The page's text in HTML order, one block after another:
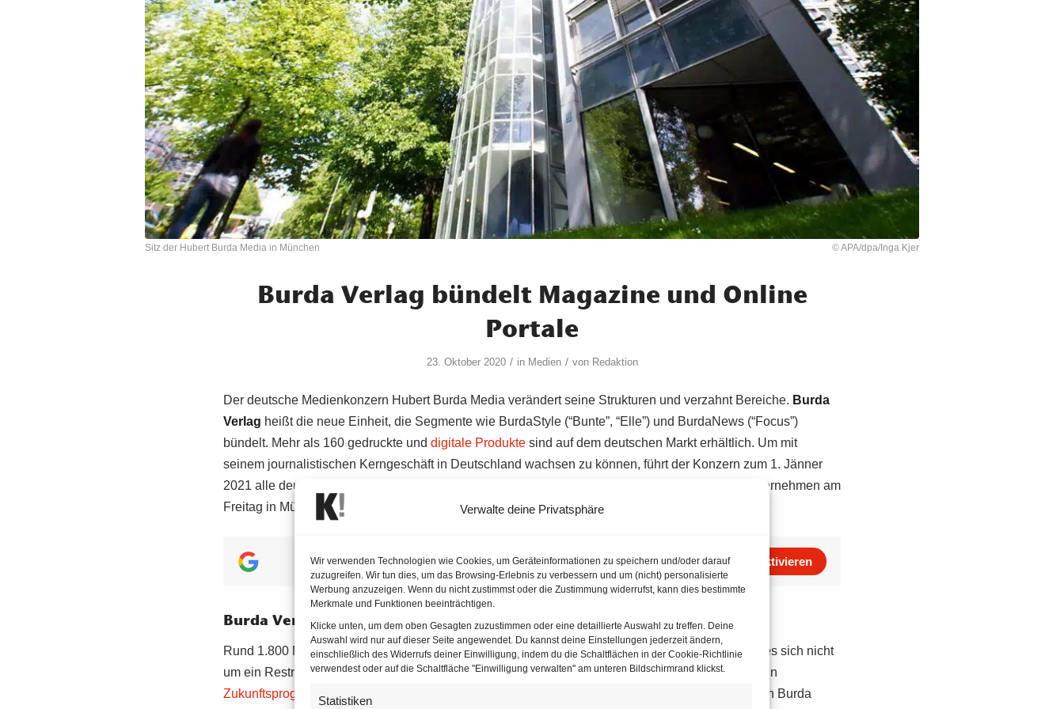
Verwalte deine Privatsphäre
Wir verwenden Technologien wie Cookies, um Geräteinformationen zu speichern und/oder darauf
zuzugreifen. Wir tun dies, um das Browsing-Erlebnis zu verbessern und um (nicht) personalisierte
Werbung anzuzeigen. Wenn du nicht zustimmst oder die Zustimmung widerrufst, kann dies bestimmte
Merkmale und Funktionen beeinträchtigen.
Klicke unten, um dem oben Gesagten zuzustimmen oder eine detaillierte Auswahl zu treffen. Deine
Auswahl wird nur auf dieser Seite angewendet. Du kannst deine Einstellungen jederzeit ändern,
einschließlich des Widerrufs deiner Einwilligung, indem du die Schaltflächen in der Cookie-Richtlinie
verwendest oder auf die Schaltfläche "Einwilligung verwalten" am unteren Bildschirmrand klickst.
Statistiken
Sitz der Hubert Burda Media in München © APA/dpa/Inga Kjer
Burda Verlag bündelt Magazine und Online
Portale
23. Oktober 2020 / in Medien / von Redaktion
Der deutsche Medienkonzern Hubert Burda Media verändert seine Strukturen und verzahnt Bereiche. Burda
Verlag heißt die neue Einheit, die Segmente wie BurdaStyle (“Bunte”, “Elle”) und BurdaNews (“Focus”)
bündelt. Mehr als 160 gedruckte und digitale Produkte sind auf dem deutschen Markt erhältlich. Um mit
seinem journalistischen Kerngeschäft in Deutschland wachsen zu können, führt der Konzern zum 1. Jänner
2021 alle deutschen Verlagsaktivitäten zu einer publizistischen Einheit zusammen, teilte das Unternehmen am
Freitag in München mit.
keymedia auf Google als bevorzugte Nachrichtenquelle festlegen Aktivieren
Burda Verlag bringt sich in Stellung
Rund 1.800 Mitarbeiter sind in der neuen Einheit tätig. Ein Unternehmenssprecher betonte, dass es sich nicht
um ein Restrukturierungsprogramm handle, um etwa Stellen einzusparen, sondern vielmehr um ein
Zukunftsprogramm
. Die integrierte Organisation wird von Vorstand Philipp Welte geleitet. Über den Burda